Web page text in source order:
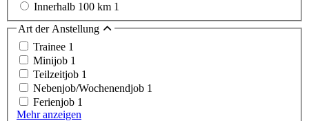
Innerhalb 100 km 1
Art der Anstellung
Trainee 1
Minijob 1
Teilzeitjob 1
Nebenjob/Wochenendjob 1
Ferienjob 1
Mehr anzeigen